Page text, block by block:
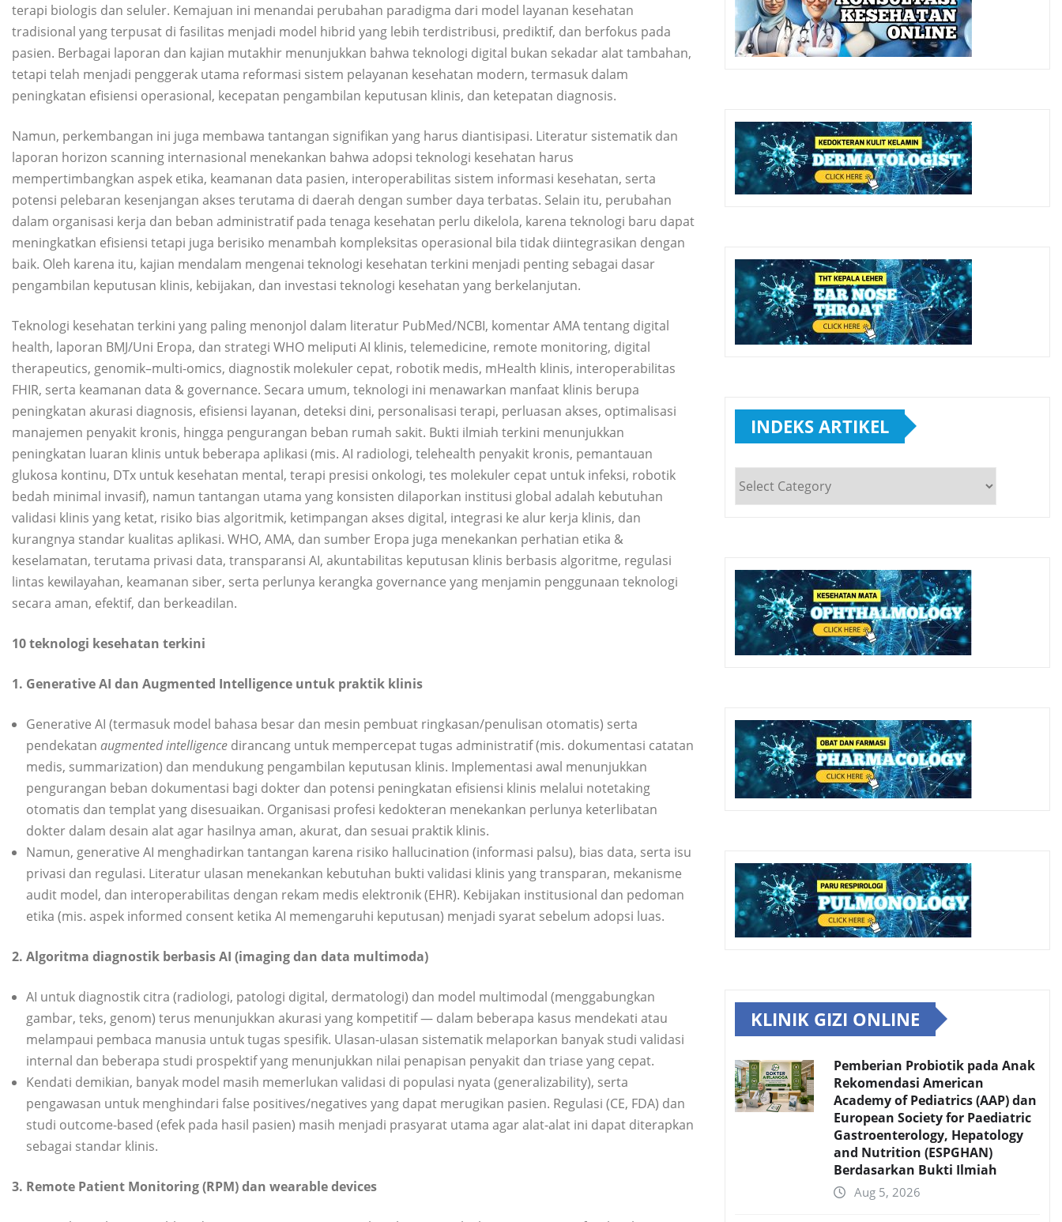
terapi biologis dan seluler. Kemajuan ini menandai perubahan paradigma dari model layanan kesehatan
tradisional yang terpusat di fasilitas menjadi model hibrid yang lebih terdistribusi, prediktif, dan berfokus pada
pasien. Berbagai laporan dan kajian mutakhir menunjukkan bahwa teknologi digital bukan sekadar alat tambahan,
tetapi telah menjadi penggerak utama reformasi sistem pelayanan kesehatan modern, termasuk dalam
peningkatan efisiensi operasional, kecepatan pengambilan keputusan klinis, dan ketepatan diagnosis.
Namun, perkembangan ini juga membawa tantangan signifikan yang harus diantisipasi. Literatur sistematik dan
laporan horizon scanning internasional menekankan bahwa adopsi teknologi kesehatan harus
mempertimbangkan aspek etika, keamanan data pasien, interoperabilitas sistem informasi kesehatan, serta
potensi pelebaran kesenjangan akses terutama di daerah dengan sumber daya terbatas. Selain itu, perubahan
dalam organisasi kerja dan beban administratif pada tenaga kesehatan perlu dikelola, karena teknologi baru dapat
meningkatkan efisiensi tetapi juga berisiko menambah kompleksitas operasional bila tidak diintegrasikan dengan
baik. Oleh karena itu, kajian mendalam mengenai teknologi kesehatan terkini menjadi penting sebagai dasar
pengambilan keputusan klinis, kebijakan, dan investasi teknologi kesehatan yang berkelanjutan.
Teknologi kesehatan terkini yang paling menonjol dalam literatur PubMed/NCBI, komentar AMA tentang digital
health, laporan BMJ/Uni Eropa, dan strategi WHO meliputi AI klinis, telemedicine, remote monitoring, digital
therapeutics, genomik–multi-omics, diagnostik molekuler cepat, robotik medis, mHealth klinis, interoperabilitas
FHIR, serta keamanan data & governance. Secara umum, teknologi ini menawarkan manfaat klinis berupa
peningkatan akurasi diagnosis, efisiensi layanan, deteksi dini, personalisasi terapi, perluasan akses, optimalisasi
manajemen penyakit kronis, hingga pengurangan beban rumah sakit. Bukti ilmiah terkini menunjukkan
peningkatan luaran klinis untuk beberapa aplikasi (mis. AI radiologi, telehealth penyakit kronis, pemantauan
glukosa kontinu, DTx untuk kesehatan mental, terapi presisi onkologi, tes molekuler cepat untuk infeksi, robotik
bedah minimal invasif), namun tantangan utama yang konsisten dilaporkan institusi global adalah kebutuhan
validasi klinis yang ketat, risiko bias algoritmik, ketimpangan akses digital, integrasi ke alur kerja klinis, dan
kurangnya standar kualitas aplikasi. WHO, AMA, dan sumber Eropa juga menekankan perhatian etika &
keselamatan, terutama privasi data, transparansi AI, akuntabilitas keputusan klinis berbasis algoritme, regulasi
lintas kewilayahan, keamanan siber, serta perlunya kerangka governance yang menjamin penggunaan teknologi
secara aman, efektif, dan berkeadilan.
10 teknologi kesehatan terkini
1. Generative AI dan Augmented Intelligence untuk praktik klinis
Generative AI (termasuk model bahasa besar dan mesin pembuat ringkasan/penulisan otomatis) serta
pendekatan augmented intelligence dirancang untuk mempercepat tugas administratif (mis. dokumentasi catatan
medis, summarization) dan mendukung pengambilan keputusan klinis. Implementasi awal menunjukkan
pengurangan beban dokumentasi bagi dokter dan potensi peningkatan efisiensi klinis melalui notetaking
otomatis dan templat yang disesuaikan. Organisasi profesi kedokteran menekankan perlunya keterlibatan
dokter dalam desain alat agar hasilnya aman, akurat, dan sesuai praktik klinis.
Namun, generative AI menghadirkan tantangan karena risiko hallucination (informasi palsu), bias data, serta isu
privasi dan regulasi. Literatur ulasan menekankan kebutuhan bukti validasi klinis yang transparan, mekanisme
audit model, dan interoperabilitas dengan rekam medis elektronik (EHR). Kebijakan institusional dan pedoman
etika (mis. aspek informed consent ketika AI memengaruhi keputusan) menjadi syarat sebelum adopsi luas.
2. Algoritma diagnostik berbasis AI (imaging dan data multimoda)
AI untuk diagnostik citra (radiologi, patologi digital, dermatologi) dan model multimodal (menggabungkan
gambar, teks, genom) terus menunjukkan akurasi yang kompetitif — dalam beberapa kasus mendekati atau
melampaui pembaca manusia untuk tugas spesifik. Ulasan-ulasan sistematik melaporkan banyak studi validasi
internal dan beberapa studi prospektif yang menunjukkan nilai penapisan penyakit dan triase yang cepat.
Kendati demikian, banyak model masih memerlukan validasi di populasi nyata (generalizability), serta
pengawasan untuk menghindari false positives/negatives yang dapat merugikan pasien. Regulasi (CE, FDA) dan
studi outcome-based (efek pada hasil pasien) masih menjadi prasyarat utama agar alat-alat ini dapat diterapkan
sebagai standar klinis.
3. Remote Patient Monitoring (RPM) dan wearable devices
INDEKS ARTIKEL
INDEKS
KLINIK GIZI ONLINE
Pemberian Probiotik pada Anak
Rekomendasi American
Academy of Pediatrics (AAP) dan
European Society for Paediatric
Gastroenterology, Hepatology
and Nutrition (ESPGHAN)
Berdasarkan Bukti Ilmiah
Aug 5, 2026